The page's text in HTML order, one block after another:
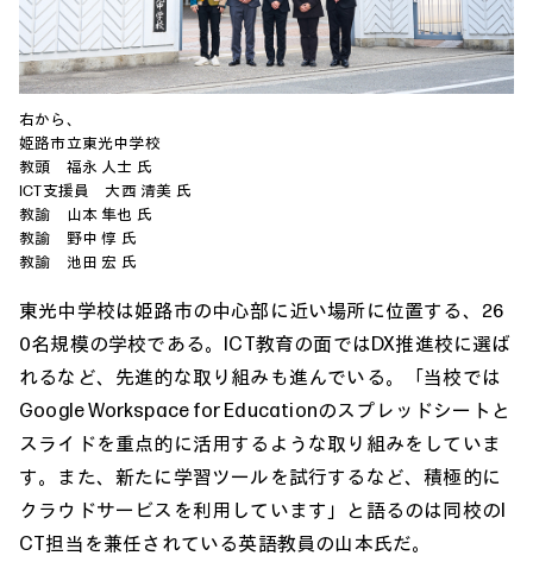
右から、
姫路市立東光中学校
教頭 福永 人士 氏
ICT支援員 大西 清美 氏
教諭 山本 隼也 氏
教諭 野中 惇 氏
教諭 池田 宏 氏
東光中学校は姫路市の中心部に近い場所に位置する、26
0名規模の学校である。ICT教育の面ではDX推進校に選ば
れるなど、先進的な取り組みも進んでいる。「当校では
Google Workspace for Educationのスプレッドシートと
スライドを重点的に活用するような取り組みをしていま
す。また、新たに学習ツールを試行するなど、積極的に
クラウドサービスを利用しています」と語るのは同校のI
CT担当を兼任されている英語教員の山本氏だ。